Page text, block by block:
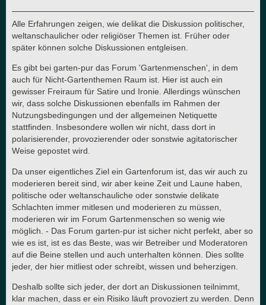
Alle Erfahrungen zeigen, wie delikat die Diskussion politischer,
weltanschaulicher oder religiöser Themen ist. Früher oder
später können solche Diskussionen entgleisen.
Es gibt bei garten-pur das Forum 'Gartenmenschen', in dem
auch für Nicht-Gartenthemen Raum ist. Hier ist auch ein
gewisser Freiraum für Satire und Ironie. Allerdings wünschen
wir, dass solche Diskussionen ebenfalls im Rahmen der
Nutzungsbedingungen und der allgemeinen Netiquette
stattfinden. Insbesondere wollen wir nicht, dass dort in
polarisierender, provozierender oder sonstwie agitatorischer
Weise gepostet wird.
Da unser eigentliches Ziel ein Gartenforum ist, das wir auch zu
moderieren bereit sind, wir aber keine Zeit und Laune haben,
politische oder weltanschauliche oder sonstwie delikate
Schlachten immer mitlesen und moderieren zu müssen,
moderieren wir im Forum Gartenmenschen so wenig wie
möglich. - Das Forum garten-pur ist sicher nicht perfekt, aber so
wie es ist, ist es das Beste, was wir Betreiber und Moderatoren
auf die Beine stellen und auch unterhalten können. Dies sollte
jeder, der hier mitliest oder schreibt, wissen und beherzigen.
Deshalb sollte sich jeder, der dort an Diskussionen teilnimmt,
klar machen, dass er ein Risiko läuft provoziert zu werden. Denn